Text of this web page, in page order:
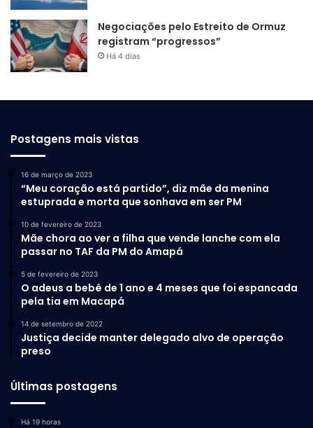
Negociações pelo Estreito de Ormuz
registram “progressos”
Há 4 dias
Postagens mais vistas
16 de março de 2023
“Meu coração está partido”, diz mãe da menina
estuprada e morta que sonhava em ser PM
10 de fevereiro de 2023
Mãe chora ao ver a filha que vende lanche com ela
passar no TAF da PM do Amapá
5 de fevereiro de 2023
O adeus a bebê de 1 ano e 4 meses que foi espancada
pela tia em Macapá
14 de setembro de 2022
Justiça decide manter delegado alvo de operação
preso
Últimas postagens
Há 19 horas